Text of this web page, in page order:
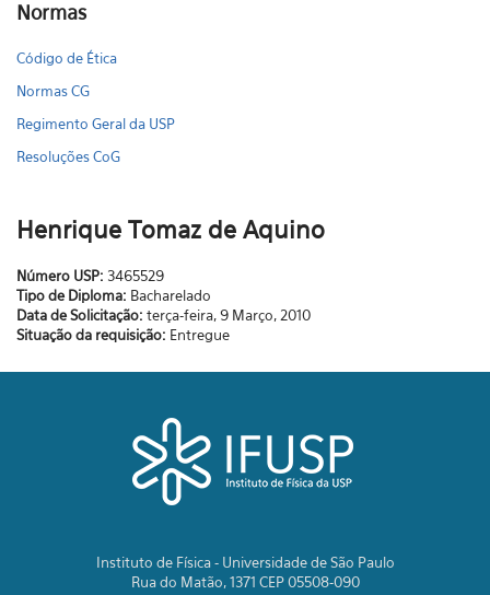
Normas
Código de Ética
Normas CG
Regimento Geral da USP
Resoluções CoG
Henrique Tomaz de Aquino
Número USP: 3465529
Tipo de Diploma: Bacharelado
Data de Solicitação: terça-feira, 9 Março, 2010
Situação da requisição: Entregue
Instituto de Física - Universidade de São Paulo
Rua do Matão, 1371 CEP 05508-090